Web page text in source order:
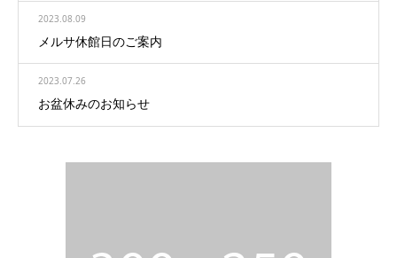
2023.08.09
メルサ休館日のご案内
2023.07.26
お盆休みのお知らせ